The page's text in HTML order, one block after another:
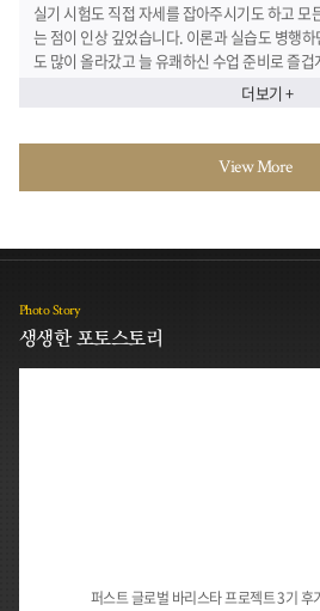
실기 시험도 직접 자세를 잡아주시기도 하고 모
는 점이 인상 깊었습니다. 이론과 실습도 병행
도 많이 올라갔고 늘 유쾌하신 수업 준비로 즐
더보기 +
View More
Photo Story
생생한 포토스토리
퍼스트 글로벌 바리스타 프로젝트 3기 후